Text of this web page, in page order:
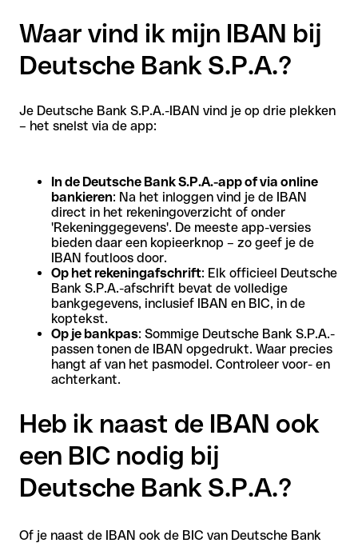
Waar vind ik mijn IBAN bij
Deutsche Bank S.P.A.?
Je Deutsche Bank S.P.A.-IBAN vind je op drie plekken
– het snelst via de app:
In de Deutsche Bank S.P.A.-app of via online
bankieren: Na het inloggen vind je de IBAN
direct in het rekeningoverzicht of onder
'Rekeninggegevens'. De meeste app-versies
bieden daar een kopieerknop – zo geef je de
IBAN foutloos door.
Op het rekeningafschrift: Elk officieel Deutsche
Bank S.P.A.-afschrift bevat de volledige
bankgegevens, inclusief IBAN en BIC, in de
koptekst.
Op je bankpas: Sommige Deutsche Bank S.P.A.-
passen tonen de IBAN opgedrukt. Waar precies
hangt af van het pasmodel. Controleer voor- en
achterkant.
Heb ik naast de IBAN ook
een BIC nodig bij
Deutsche Bank S.P.A.?
Of je naast de IBAN ook de BIC van Deutsche Bank